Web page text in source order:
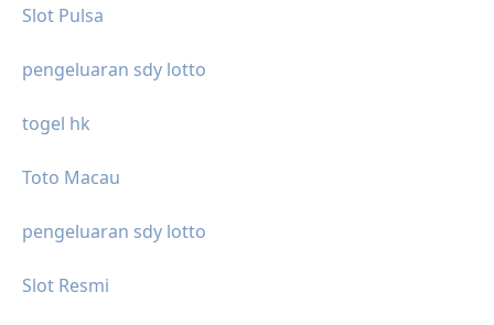
Slot Pulsa
pengeluaran sdy lotto
togel hk
Toto Macau
pengeluaran sdy lotto
Slot Resmi